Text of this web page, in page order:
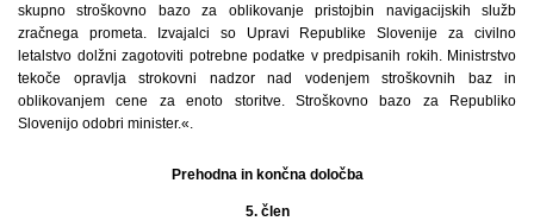
skupno stroškovno bazo za oblikovanje pristojbin navigacijskih služb
zračnega prometa. Izvajalci so Upravi Republike Slovenije za civilno
letalstvo dolžni zagotoviti potrebne podatke v predpisanih rokih. Ministrstvo
tekoče opravlja strokovni nadzor nad vodenjem stroškovnih baz in
oblikovanjem cene za enoto storitve. Stroškovno bazo za Republiko
Slovenijo odobri minister.«.
Prehodna in končna določba
5. člen